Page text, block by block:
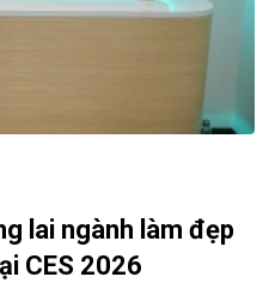
lai ngành làm đẹp
CES 2026